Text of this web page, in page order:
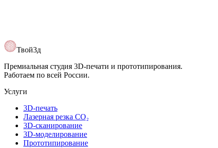
Твой3д
Премиальная студия 3D-печати и прототипирования.
Работаем по всей России.
Услуги
3D-печать
Лазерная резка CO₂
3D-сканирование
3D-моделирование
Прототипирование